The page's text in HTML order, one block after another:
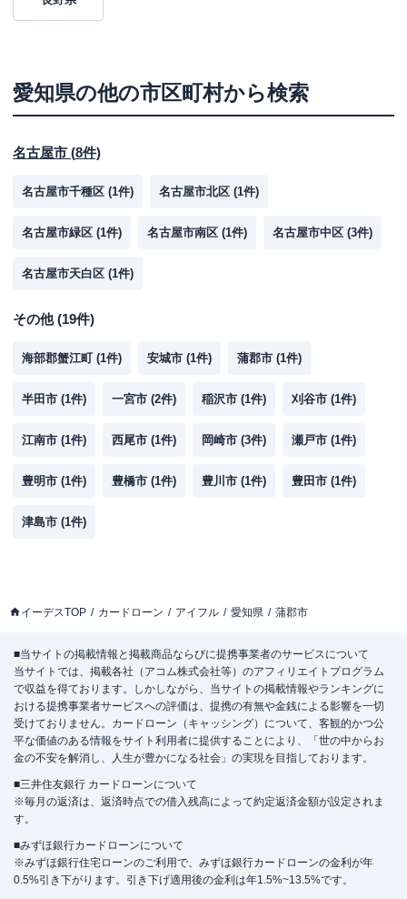
愛知県の他の市区町村から検索
名古屋市 (8件)
名古屋市千種区 (1件) 名古屋市北区 (1件)
名古屋市緑区 (1件) 名古屋市南区 (1件) 名古屋市中区 (3件)
名古屋市天白区 (1件)
その他(19件)
海部郡蟹江町 (1件) 安城市 (1件) 蒲郡市 (1件)
半田市 (1件) 一宮市 (2件) 稲沢市 (1件) 刈谷市 (1件)
江南市 (1件) 西尾市 (1件) 岡崎市 (3件) 瀬戸市 (1件)
豊明市 (1件) 豊橋市 (1件) 豊川市 (1件) 豊田市 (1件)
津島市 (1件)
イーデスTOP カードローン アイフル 愛知県 蒲郡市
■当サイトの掲載情報と掲載商品ならびに提携事業者のサービスについて
当サイトでは、掲載各社（アコム株式会社等）のアフィリエイトプログラム
で収益を得ております。しかしながら、当サイトの掲載情報やランキングに
おける提携事業者サービスへの評価は、提携の有無や金銭による影響を一切
受けておりません。カードローン（キャッシング）について、客観的かつ公
平な価値のある情報をサイト利用者に提供することにより、「世の中からお
金の不安を解消し、人生が豊かになる社会」の実現を目指しております。
■三井住友銀行 カードローンについて
※毎月の返済は、返済時点での借入残高によって約定返済金額が設定されま
す。
■みずほ銀行カードローンについて
※みずほ銀行住宅ローンのご利用で、みずほ銀行カードローンの金利が年
0.5%引き下がります。引き下げ適用後の金利は年1.5%~13.5%です。